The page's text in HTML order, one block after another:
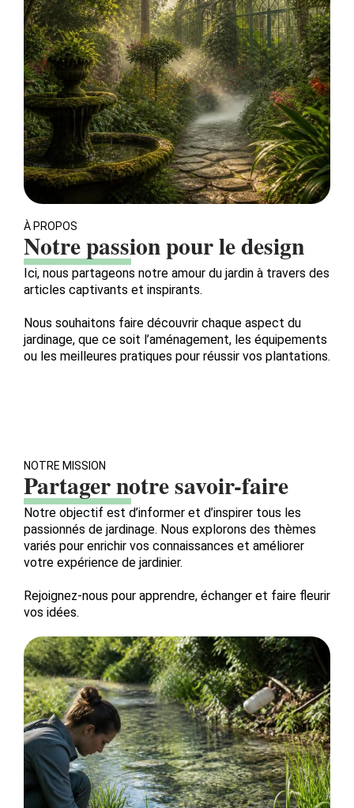
À PROPOS
Notre passion pour le design
Ici, nous partageons notre amour du jardin à travers des
articles captivants et inspirants.
Nous souhaitons faire découvrir chaque aspect du
jardinage, que ce soit l’aménagement, les équipements
ou les meilleures pratiques pour réussir vos plantations.
NOTRE MISSION
Partager notre savoir-faire
Notre objectif est d’informer et d’inspirer tous les
passionnés de jardinage. Nous explorons des thèmes
variés pour enrichir vos connaissances et améliorer
votre expérience de jardinier.
Rejoignez-nous pour apprendre, échanger et faire fleurir
vos idées.